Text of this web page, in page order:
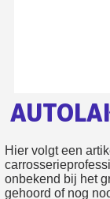
Betaling in
Je
Hier volgt een
onbekend bij het
gehoord of nog